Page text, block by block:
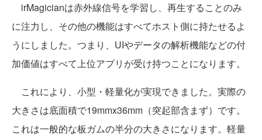
irMagicianは赤外線信号を学習し、再生することのみ
に注力し、その他の機能はすべてホスト側に持たせるよ
うにしました。つまり、UIやデータの解析機能などの付
加価値はすべて上位アプリが受け持つことになります。
これにより、小型・軽量化が実現できました。実際の
大きさは底面積で19mmx36mm（突起部含まず）です。
これは一般的な板ガムの半分の大きさになります。軽量